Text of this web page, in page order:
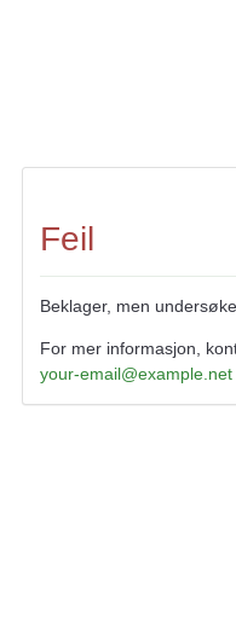
Feil
Beklager, men
For mer informasjon,
your-email@example.net